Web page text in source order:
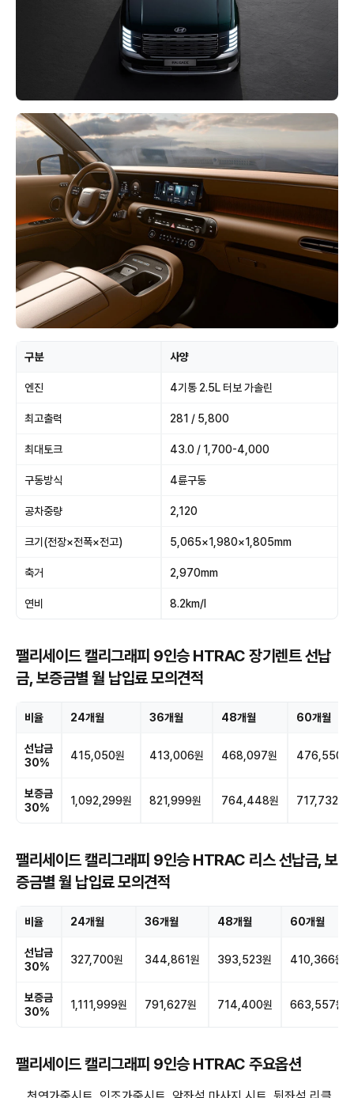
구분 사양
엔진 4기통 2.5L 터보 가솔린
최고출력 281 / 5,800
최대토크 43.0 / 1,700-4,000
구동방식 4륜구동
공차중량 2,120
크기(전장×전폭×전고) 5,065×1,980×1,805mm
축거 2,970mm
연비 8.2km/l
팰리세이드 캘리그래피 9인승 HTRAC 장기렌트 선납
금, 보증금별 월 납입료 모의견적
비율 24개월 36개월 48개월 60개월
선납금
30%
415,050원 413,006원 468,097원 476,550원
보증금
30%
1,092,299원 821,999원 764,448원 717,732원
팰리세이드 캘리그래피 9인승 HTRAC 리스 선납금, 보
증금별 월 납입료 모의견적
비율 24개월 36개월 48개월 60개월
선납금
30%
327,700원 344,861원 393,523원 410,366원
보증금
30%
1,111,999원 791,627원 714,400원 663,557원
팰리세이드 캘리그래피 9인승 HTRAC 주요옵션